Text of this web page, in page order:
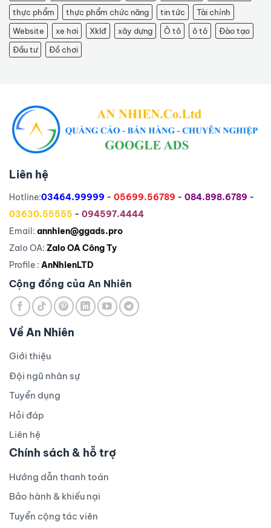
thực phẩm thực phẩm chức năng tin tức
Tài chính
Website
xe hơi Xklđ xây dựng Ô tô ô tô
Đào tạo
Đầu tư
Đồ chơi
Liên hệ
Hotline:03464.99999 - 05699.56789 - 084.898.6789 -
03630.55555 - 094597.4444
Email: annhien@ggads.pro
Zalo OA: Zalo OA Công Ty
Profile : AnNhienLTD
Cộng đồng của An Nhiên
Về An Nhiên
Giới thiệu
Đội ngũ nhân sự
Tuyển dụng
Hỏi đáp
Liên hệ
Chính sách & hỗ trợ
Hướng dẫn thanh toán
Bảo hành & khiếu nại
Tuyển cộng tác viên